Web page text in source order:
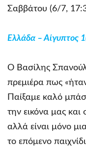
Σαββάτου (6/7,
Ελλάδα – Αίγυπτος
Ο Βασίλης
πρεμιέρα πως
Παίξαμε καλό
την εικόνα μας και
αλλά είναι μόνο
το επόμενο